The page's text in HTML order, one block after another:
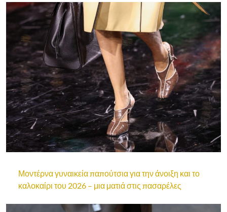
Μοντέρνα γυναικεία παπούτσια για την άνοιξη και το
καλοκαίρι του 2026 – μια ματιά στις πασαρέλες